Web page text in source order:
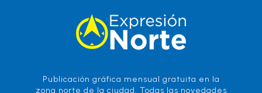
Publicación gráfica mensual gratuita en la
zona norte de la ciudad. Todas las novedades